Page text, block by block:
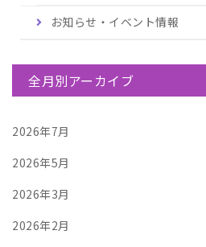
お知らせ・イベント情報
全月別アーカイブ
2026年7月
2026年5月
2026年3月
2026年2月